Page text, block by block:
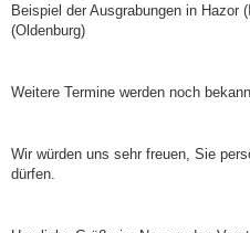
Beispiel der Ausgrabungen in Hazor
(Oldenburg)
Weitere Termine werden noch
Wir würden uns sehr freuen, Sie
dürfen.